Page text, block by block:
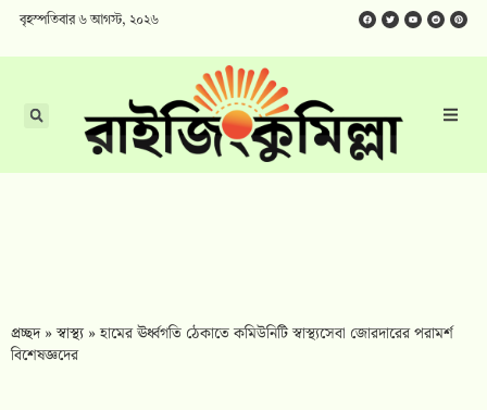
বৃহস্পতিবার ৬ আগস্ট, ২০২৬
প্রচ্ছদ»স্বাস্থ্য»হামের ঊর্ধ্বগতি ঠেকাতে কমিউনিটি স্বাস্থ্যসেবা জোরদারের পরামর্শ
বিশেষজ্ঞদের